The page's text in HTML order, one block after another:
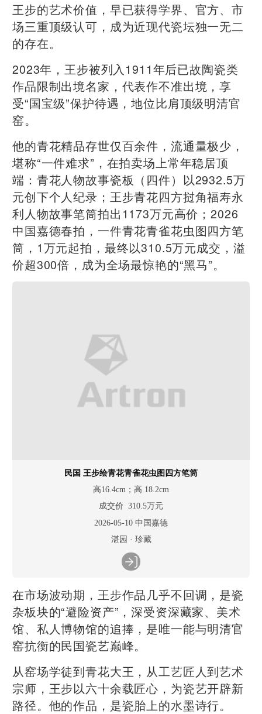
王步的艺术价值，早已获得学界、官方、市
场三重顶级认可，成为近现代瓷坛独一无二
的存在。
2023年，王步被列入1911年后已故陶瓷类
作品限制出境名家，代表作不准出境，享
受“国宝级”保护待遇，地位比肩顶级明清官
窑。
他的青花精品存世仅百余件，流通量极少，
堪称“一件难求”，在拍卖场上常年稳居顶
端：青花人物故事瓷板（四件）以2932.5万
元创下个人纪录；王步青花四方挝角福寿永
利人物故事笔筒拍出1173万元高价；2026
中国嘉德春拍，一件青花青雀花虫图四方笔
筒，1万元起拍，最终以310.5万元成交，溢
价超300倍，成为全场最惊艳的“黑马”。
民国 王步绘青花青雀花虫图四方笔筒
高16.4cm；高 18.2cm
成交价 310.5万元
2026-05-10 中国嘉德
湛园 · 珍藏
在市场波动期，王步作品几乎不回调，是瓷
杂板块的“避险资产”，深受资深藏家、美术
馆、私人博物馆的追捧，是唯一能与明清官
窑抗衡的民国瓷艺巅峰。
从窑场学徒到青花大王，从工艺匠人到艺术
宗师，王步以六十余载匠心，为瓷艺开辟新
路径。他的作品，是瓷胎上的水墨诗行。